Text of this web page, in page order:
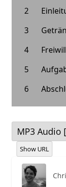
Show URL